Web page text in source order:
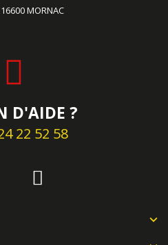
MORNAC
D'AIDE ?
22 52 58